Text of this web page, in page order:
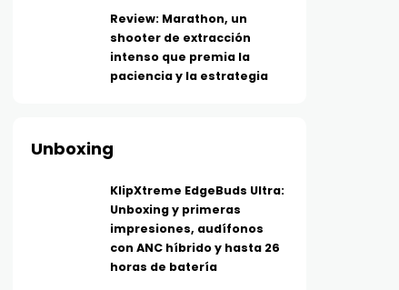
Review: Marathon, un
shooter de extracción
intenso que premia la
paciencia y la estrategia
Unboxing
KlipXtreme EdgeBuds Ultra:
Unboxing y primeras
impresiones, audífonos
con ANC híbrido y hasta 26
horas de batería